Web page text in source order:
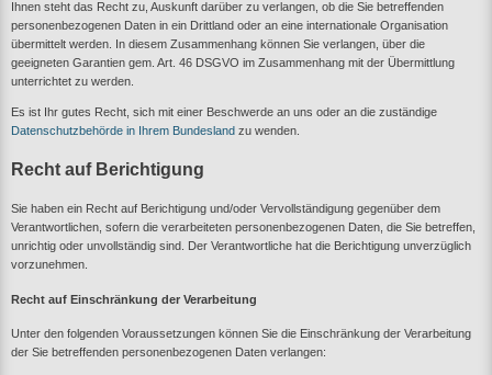
Ihnen steht das Recht zu, Auskunft darüber zu verlangen, ob die Sie betreffenden
personenbezogenen Daten in ein Drittland oder an eine internationale Organisation
übermittelt werden. In diesem Zusammenhang können Sie verlangen, über die
geeigneten Garantien gem. Art. 46 DSGVO im Zusammenhang mit der Übermittlung
unterrichtet zu werden.
Es ist Ihr gutes Recht, sich mit einer Beschwerde an uns oder an die zuständige
Datenschutzbehörde in Ihrem Bundesland zu wenden.
Recht auf Berichtigung
Sie haben ein Recht auf Berichtigung und/oder Vervollständigung gegenüber dem
Verantwortlichen, sofern die verarbeiteten personenbezogenen Daten, die Sie betreffen,
unrichtig oder unvollständig sind. Der Verantwortliche hat die Berichtigung unverzüglich
vorzunehmen.
Recht auf Einschränkung der Verarbeitung
Unter den folgenden Voraussetzungen können Sie die Einschränkung der Verarbeitung
der Sie betreffenden personenbezogenen Daten verlangen: